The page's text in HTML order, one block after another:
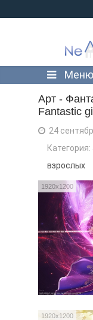
Меню
Арт -
Fantastic
24
Категория:
взрослых
1920x1200
1920x1200